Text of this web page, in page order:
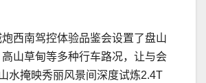
西南驾控体验品鉴会设置了盘山
山草甸等多种行车路况，让与会
水掩映秀丽风景间深度试炼2.4T